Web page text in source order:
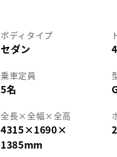
ボディタイプ
セダン
乗車定員
5名
全長×全幅×全高
4315×1690×
1385mm